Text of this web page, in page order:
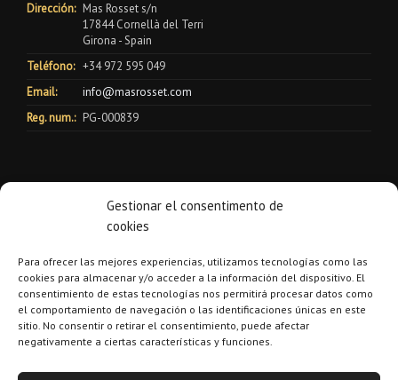
Gestionar el consentimento de
cookies
Para ofrecer las mejores experiencias, utilizamos tecnologías como las
cookies para almacenar y/o acceder a la información del dispositivo. El
consentimiento de estas tecnologías nos permitirá procesar datos como
el comportamiento de navegación o las identificaciones únicas en este
sitio. No consentir o retirar el consentimiento, puede afectar
negativamente a ciertas características y funciones.
Dirección: Mas Rosset s/n
17844 Cornellà del Terri
Girona - Spain
Teléfono: +34 972 595 049
Email:
info@masrosset.com
Reg. num.: PG-000839